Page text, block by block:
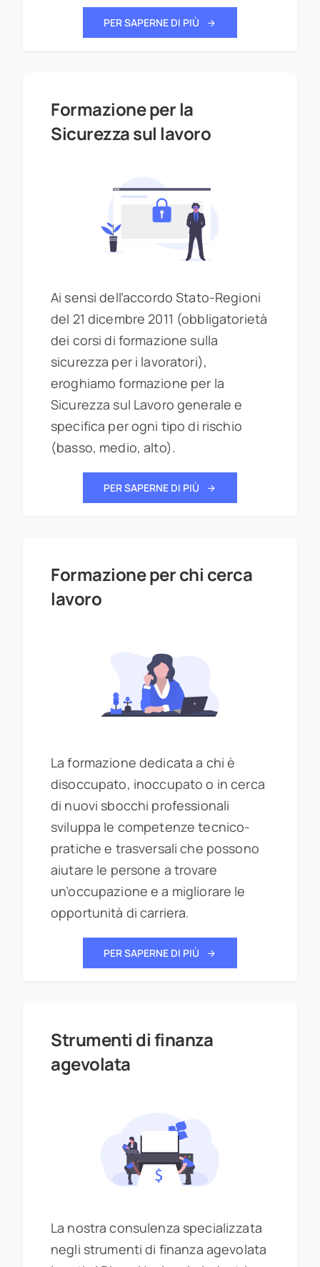
PER SAPERNE DI PIÙ
Formazione per la
Sicurezza sul lavoro
Ai sensi dell’accordo Stato-Regioni
del 21 dicembre 2011 (obbligatorietà
dei corsi di formazione sulla
sicurezza per i lavoratori),
eroghiamo formazione per la
Sicurezza sul Lavoro generale e
specifica per ogni tipo di rischio
(basso, medio, alto).
PER SAPERNE DI PIÙ
Formazione per chi cerca
lavoro
La formazione dedicata a chi è
disoccupato, inoccupato o in cerca
di nuovi sbocchi professionali
sviluppa le competenze tecnico-
pratiche e trasversali che possono
aiutare le persone a trovare
un’occupazione e a migliorare le
opportunità di carriera.
PER SAPERNE DI PIÙ
Strumenti di finanza
agevolata
La nostra consulenza specializzata
negli strumenti di finanza agevolata